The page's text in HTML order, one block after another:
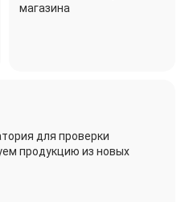
магазина
для проверки
продукцию из новых